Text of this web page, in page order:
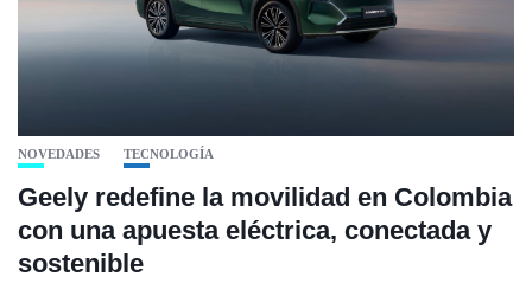
NOVEDADES TECNOLOGÍA
Geely redefine la movilidad en Colombia
con una apuesta eléctrica, conectada y
sostenible